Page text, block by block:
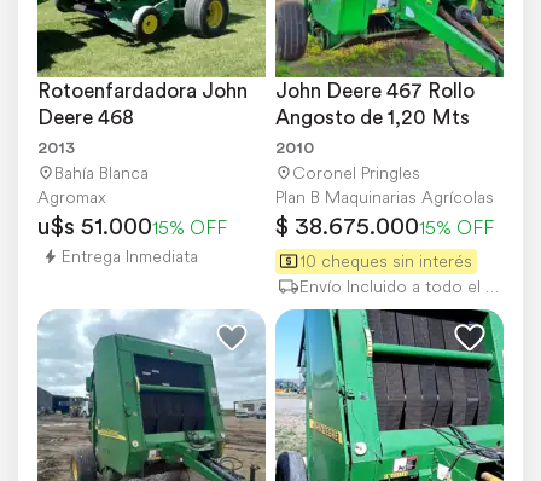
Rotoenfardadora John
Deere 468
2013
Bahía Blanca
Agromax
u$s 51.00015% OFF
Entrega Inmediata
John Deere 467 Rollo
Angosto de 1,20 Mts
2010
Coronel Pringles
Plan B Maquinarias Agrícolas
$ 38.675.00015% OFF
10 cheques sin interés
Envío Incluido a todo el país